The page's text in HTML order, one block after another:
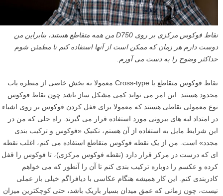
نقاط فوکوس مرکزی بر روی D750 من همه متقاطع هستند، بنابراین من
دوست دارم هر زمان که ممکن است از آنها استفاده کنم تا مطمئن شوم
حداکثر وضوح را به دست می آورم.
نقاط فوکوس متقاطع یا Cross-type معمولا به بخش خاصی از منظره یاب
محدود هستند. این امر می تواند کمی مشکل ساز باشد چون نقاط فوکوس
نوع معمولی نقاطی هستند که معمولا برای قفل کردن فوکوس بر روی اشیاء
در امتداد لبه های بیرونی مورد استفاده قرار می گیرند. راه حلی که من در
این شرایط مایل به استفاده از آن هستم، تکنیک «فوکوس و ترکیب بندی
مجدد» است. من از یک نقطه فوکوس متقاطع استفاده می کنم، اغلب نقطه
ای که درست در مرکز قرار دارد (نقطه فوکوس مرکزی)، تا فوکوس را قفل
کرده و عکسم را دوباره ترکیب بندی کنم تا آن را آنطور که می خواهم
کادربندی کنم. این کار همیشه هنگام عکاسی با دیافراگم خیلی باز عملی
نیست، چون زمانی که عمق میدان بسیار باریک باشد، حتی کوچکترین میزان